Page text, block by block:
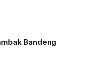
Bandeng